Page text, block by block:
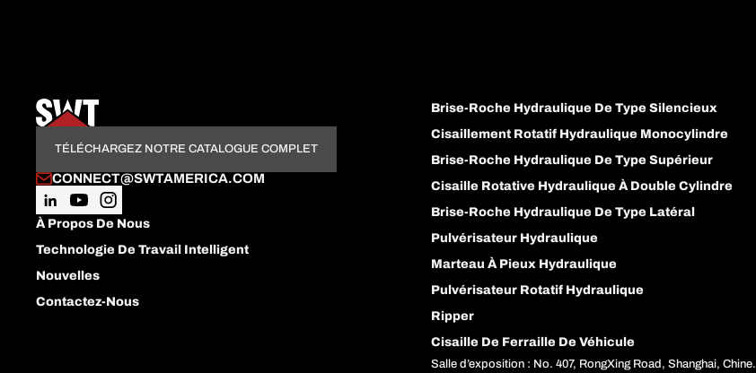
TÉLÉCHARGEZ NOTRE CATALOGUE COMPLET
CONNECT@SWTAMERICA.COM
À Propos De Nous
Technologie De Travail Intelligent
Nouvelles
Contactez-Nous
Brise-Roche Hydraulique De Type Silencieux
Cisaillement Rotatif Hydraulique Monocylindre
Brise-Roche Hydraulique De Type Supérieur
Cisaille Rotative Hydraulique À Double Cylindre
Brise-Roche Hydraulique De Type Latéral
Pulvérisateur Hydraulique
Marteau À Pieux Hydraulique
Pulvérisateur Rotatif Hydraulique
Ripper
Cisaille De Ferraille De Véhicule
Salle d’exposition : No. 407, RongXing Road, Shanghai, Chine.